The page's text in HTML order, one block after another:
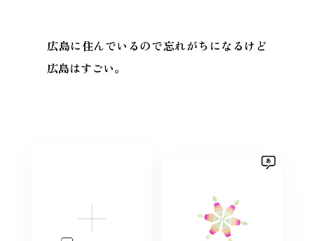
広島に住んでいるので忘れがちになるけど
広島はすごい。